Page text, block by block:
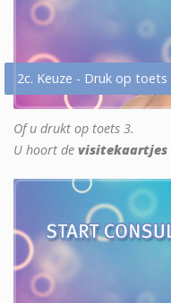
2c. Keuze - Druk op toets
Of u drukt op toets 3.
U hoort de visitekaartjes